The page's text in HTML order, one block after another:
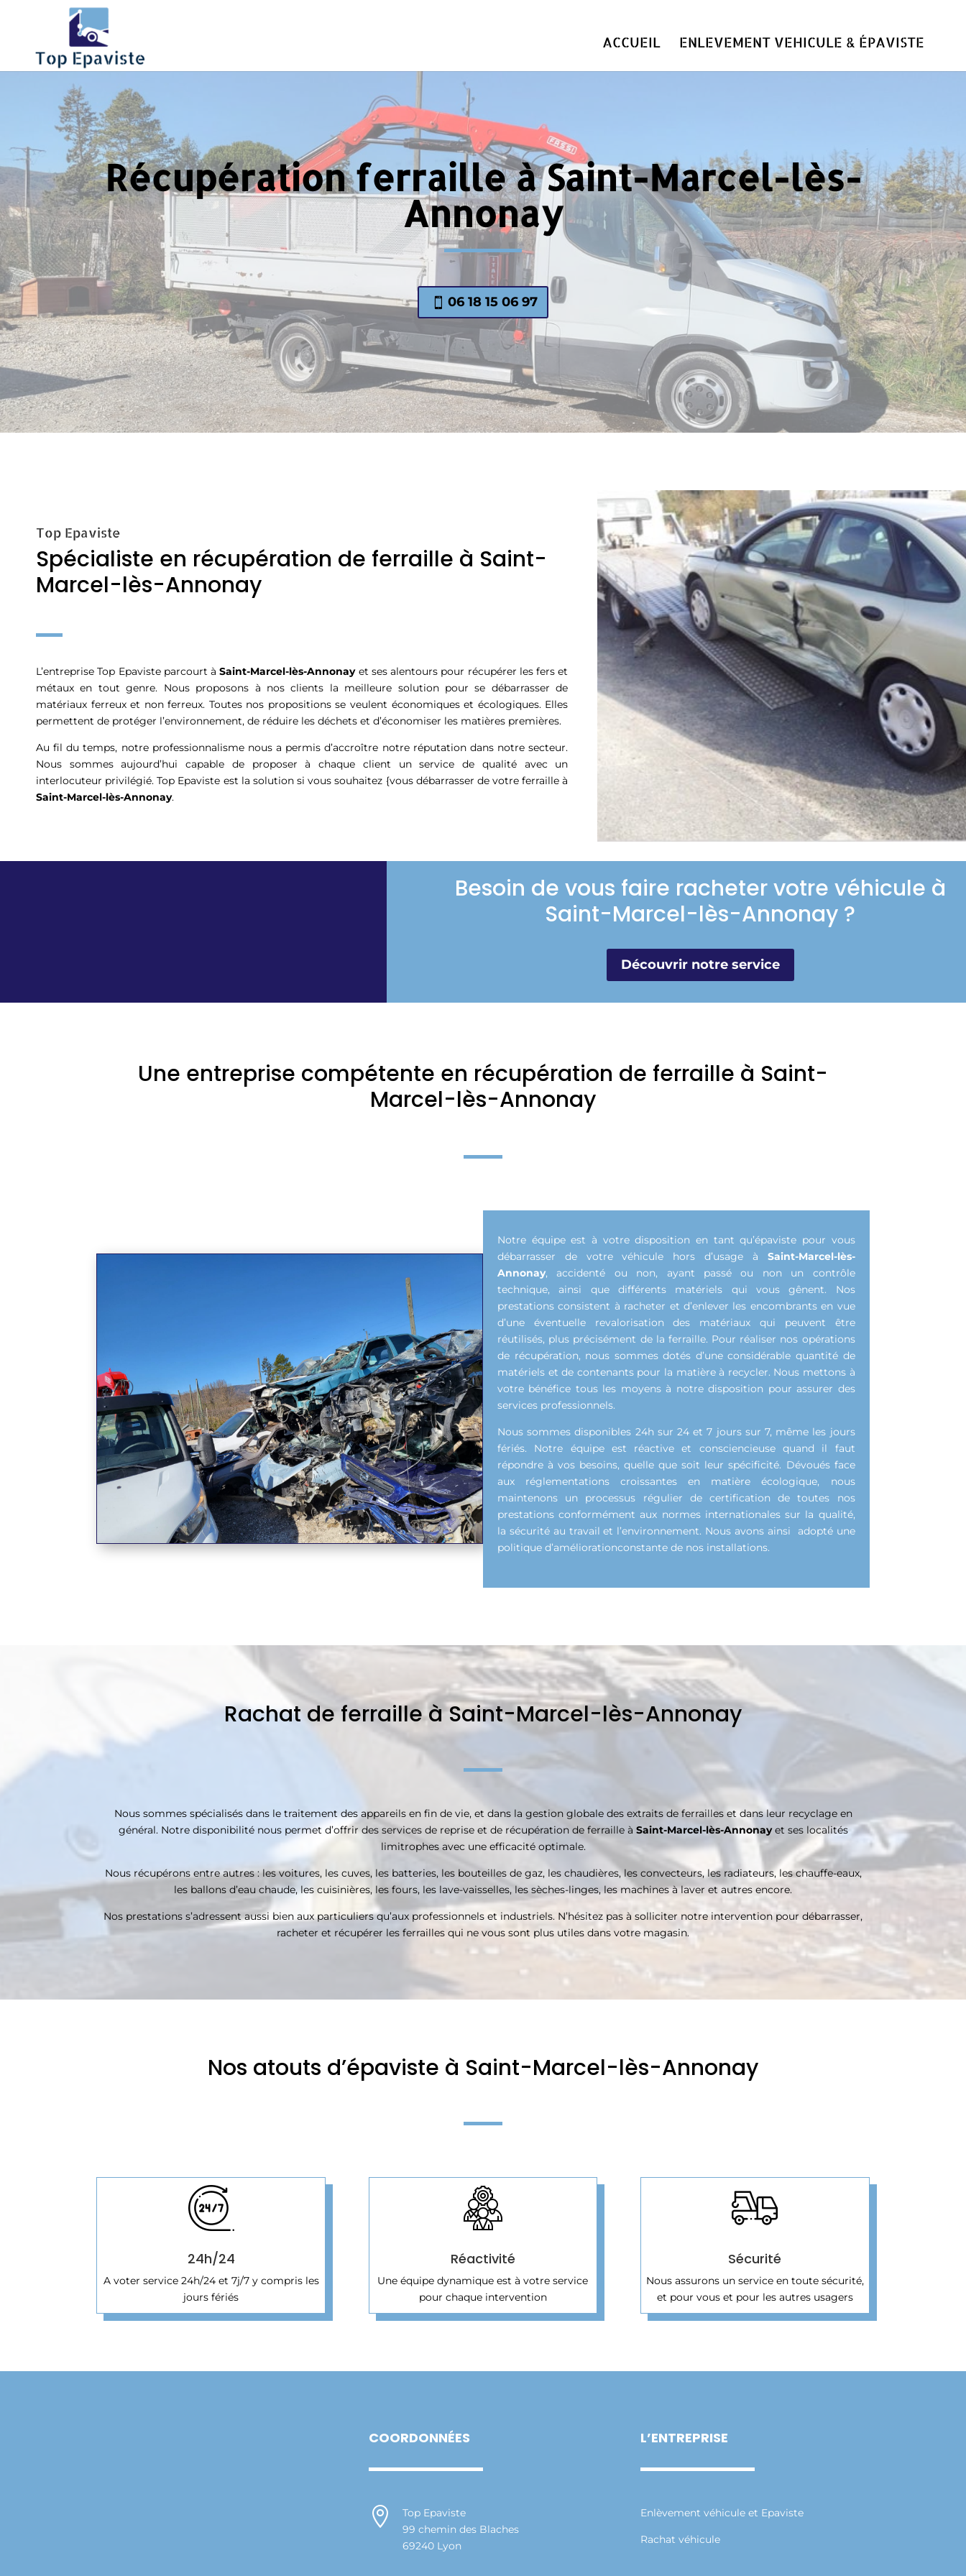
ACCUEIL ENLEVEMENT VEHICULE & ÉPAVISTE
Récupération ferraille à Saint-Marcel-lès-
Annonay
06 18 15 06 97
Top Epaviste
Spécialiste en récupération de ferraille à Saint-
Marcel-lès-Annonay
L’entreprise Top Epaviste parcourt àSaint-Marcel-lès-Annonayet ses alentours pour récupérer les fers et
métaux en tout genre. Nous proposons à nos clients la meilleure solution pour se débarrasser de
matériaux ferreux et non ferreux. Toutes nos propositions se veulent économiques et écologiques. Elles
permettent de protéger l’environnement, de réduire les déchets et d’économiser les matières premières.
Au fil du temps, notre professionnalisme nous a permis d’accroître notre réputation dans notre secteur.
Nous sommes aujourd’hui capable de proposer à chaque client un service de qualité avec un
interlocuteur privilégié. Top Epaviste est la solution si vous souhaitez {vous débarrasser de votre ferraille à
Saint-Marcel-lès-Annonay.
Besoin de vous faire racheter votre véhicule à
Saint-Marcel-lès-Annonay ?
Découvrir notre service
Une entreprise compétente en récupération de ferraille à Saint-
Marcel-lès-Annonay
Notre équipe est à votre disposition en tant qu’épaviste pour vous
débarrasser de votre véhicule hors d’usage à Saint-Marcel-lès-
Annonay, accidenté ou non, ayant passé ou non un contrôle
technique, ainsi que différents matériels qui vous gênent. Nos
prestations consistent à racheter et d’enlever les encombrants en vue
d’une éventuelle revalorisation des matériaux qui peuvent être
réutilisés, plus précisément de la ferraille. Pour réaliser nos opérations
de récupération, nous sommes dotés d’une considérable quantité de
matériels et de contenants pour la matière à recycler. Nous mettons à
votre bénéfice tous les moyens à notre disposition pour assurer des
services professionnels.
Nous sommes disponibles 24h sur 24 et 7 jours sur 7, même les jours
fériés. Notre équipe est réactive et consciencieuse quand il faut
répondre à vos besoins, quelle que soit leur spécificité. Dévoués face
aux réglementations croissantes en matière écologique, nous
maintenons un processus régulier de certification de toutes nos
prestations conformément aux normes internationales sur la qualité,
la sécurité au travail et l’environnement. Nous avons ainsi adopté une
politique d’améliorationconstante de nos installations.
Rachat de ferraille à Saint-Marcel-lès-Annonay
Nous sommes spécialisés dans le traitement des appareils en fin de vie, et dans la gestion globale des extraits de ferrailles et dans leur recyclage en
général. Notre disponibilité nous permet d’offrir des services de reprise et de récupération de ferraille à Saint-Marcel-lès-Annonayet ses localités
limitrophes avec une efficacité optimale.
Nous récupérons entre autres : les voitures, les cuves, les batteries, les bouteilles de gaz, les chaudières, les convecteurs, les radiateurs, les chauffe-eaux,
les ballons d’eau chaude, les cuisinières, les fours, les lave-vaisselles, les sèches-linges, les machines à laver et autres encore.
Nos prestations s’adressent aussi bien aux particuliers qu’aux professionnels et industriels. N’hésitez pas à solliciter notre intervention pour débarrasser,
racheter et récupérer les ferrailles qui ne vous sont plus utiles dans votre magasin.
Nos atouts d’épaviste à Saint-Marcel-lès-Annonay
24h/24
A voter service 24h/24 et 7j/7 y compris les
jours fériés
Réactivité
Une équipe dynamique est à votre service
pour chaque intervention
Sécurité
Nous assurons un service en toute sécurité,
et pour vous et pour les autres usagers
COORDONNÉES

Top Epaviste
99 chemin des Blaches
69240 Lyon
L’ENTREPRISE
Enlèvement véhicule et Epaviste
Rachat véhicule